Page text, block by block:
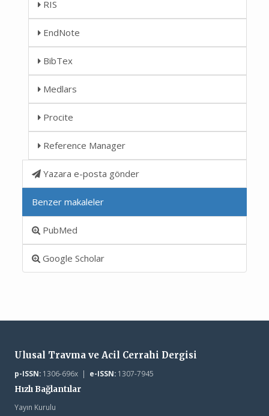
RIS
EndNote
BibTex
Medlars
Procite
Reference Manager
Yazara e-posta gönder
Benzer makaleler
PubMed
Google Scholar
Ulusal Travma ve Acil Cerrahi Dergisi
p-ISSN:1306-696x | e-ISSN:1307-7945
Hızlı Bağlantılar
Yayın Kurulu